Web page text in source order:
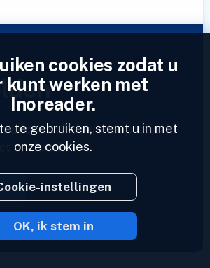
account?Voer een profiel in
uw feeds.
2023 © Inoreader
cookies zodat u
kunt werken met
Inoreader.
te gebruiken, stemt u in met
onze cookies.
instellingen
OK, ik stem in